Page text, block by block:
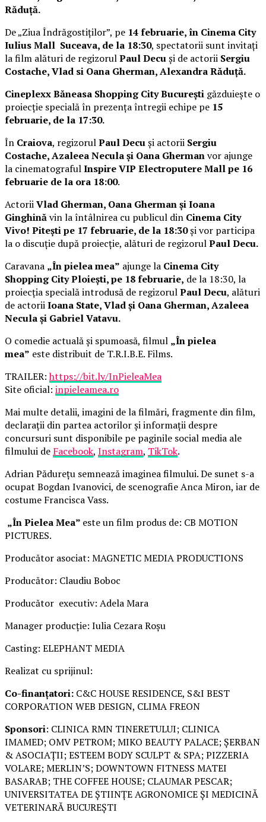
Răduță.
De „Ziua Îndrăgostiților”, pe 14 februarie, în Cinema City
Iulius Mall Suceava, de la 18:30, spectatorii sunt invitați
la film alături de regizorulPaul Decuși de actorii Sergiu
Costache, Vlad si Oana Gherman, Alexandra Răduță.
Cineplexx Băneasa Shopping City București găzduiește o
proiecție specială în prezența întregii echipe pe 15
februarie, de la 17:30.
În Craiova, regizorulPaul Decuși actorii Sergiu
Costache, Azaleea Necula și Oana Ghermanvor ajunge
la cinematografulInspire VIP Electroputere Mall pe 16
februarie de la ora 18:00.
ActoriiVlad Gherman, Oana Gherman și Ioana
Ginghinăvin la întâlnirea cu publicul din Cinema City
Vivo! Pitești pe 17 februarie, de la 18:30și vor participa
la o discuție după proiecție, alături de regizorulPaul Decu.
Caravana „În pielea mea” ajunge la Cinema City
Shopping City Ploiești, pe 18 februarie, de la 18:30, la
proiecția specială introdusă de regizorulPaul Decu, alături
de actoriiIoana State, Vlad și Oana Gherman, Azaleea
Necula și Gabriel Vatavu.
O comedie actuală și spumoasă, filmul „În pielea
mea” este distribuit de T.R.I.B.E. Films.
TRAILER:https://bit.ly/InPieleaMea
Site oficial: inpieleamea.ro
Mai multe detalii, imagini de la filmări, fragmente din film,
declarații din partea actorilor și informații despre
concursuri sunt disponibile pe paginile social media ale
filmului de Facebook, Instagram, TikTok.
Adrian Pădurețu semnează imaginea filmului. De sunet s-a
ocupat Bogdan Ivanovici, de scenografie Anca Miron, iar de
costume Francisca Vass.
„În Pielea Mea” este un film produs de: CB MOTION
PICTURES.
Producător asociat: MAGNETIC MEDIA PRODUCTIONS
Producător: Claudiu Boboc
Producător executiv: Adela Mara
Manager producție: Iulia Cezara Roșu
Casting: ELEPHANT MEDIA
Realizat cu sprijinul:
Co-finanțatori: C&C HOUSE RESIDENCE, S&I BEST
CORPORATION WEB DESIGN, CLIMA FREON
Sponsori: CLINICA RMN TINERETULUI; CLINICA
IMAMED; OMV PETROM; MIKO BEAUTY PALACE; ȘERBAN
& ASOCIAȚII; ESTEEM BODY SCULPT & SPA; PIZZERIA
VOLARE; MERLIN’S; DOWNTOWN FITNESS MATEI
BASARAB; THE COFFEE HOUSE; CLAUMAR PESCAR;
UNIVERSITATEA DE ȘTIINȚE AGRONOMICE ȘI MEDICINĂ
VETERINARĂ BUCUREȘTI